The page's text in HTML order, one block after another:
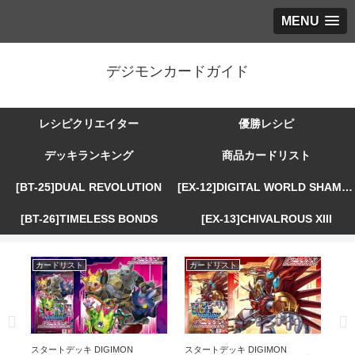
MENU
デジモンカードガイド
レシピクリエイター 優勝レシピ
デッキランキング 商品カードリスト
[BT-25]DUAL REVOLUTION [EX-12]DIGITAL WORLD SHAMBALA
[BT-26]TIMELESS BONDS [EX-13]CHIVALROUS XIII
カードリスト
スタートデッキ DIGIMON
カードリスト
スタートデッキ DIGIMON